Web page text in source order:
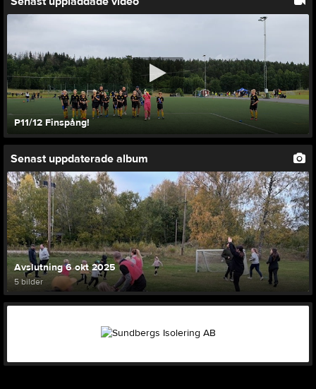
P11/12 Finspång!
Senast uppdaterade album
Avslutning 6 okt 2025
5 bilder